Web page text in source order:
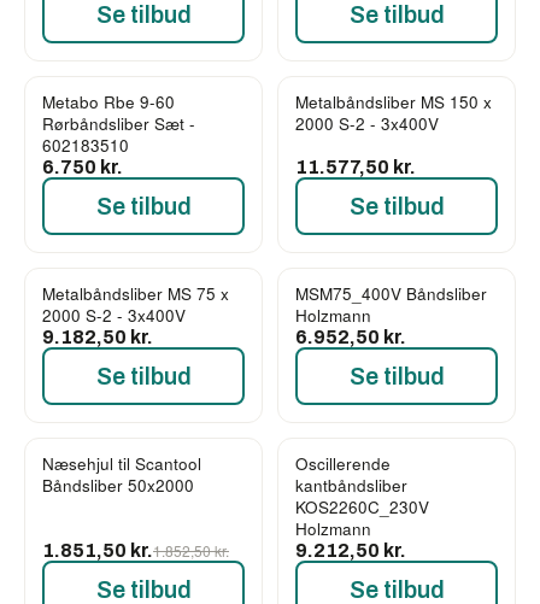
Se tilbud Se tilbud
Metabo Rbe 9-60
Rørbåndsliber Sæt -
602183510
6.750 kr.
Se tilbud
Metalbåndsliber MS 150 x
2000 S-2 - 3x400V
11.577,50 kr.
Se tilbud
Metalbåndsliber MS 75 x
2000 S-2 - 3x400V
9.182,50 kr.
Se tilbud
MSM75_400V Båndsliber
Holzmann
6.952,50 kr.
Se tilbud
Næsehjul til Scantool
Båndsliber 50x2000
1.851,50 kr.1.852,50 kr.
Se tilbud
Oscillerende
kantbåndsliber
KOS2260C_230V
Holzmann
9.212,50 kr.
Se tilbud